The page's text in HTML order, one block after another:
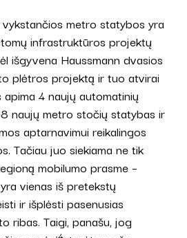
metro statybos yra
infrastruktūros projektų
išgyvena Haussmann dvasios
plėtros projektą ir tuo atvirai
4 naujų automatinių
naujų metro stočių statybas ir
aptarnavimui reikalingos
Tačiau juo siekiama ne tik
mobilumo prasme –
vienas iš pretekstų
ir išplėsti pasenusias
ribas. Taigi, panašu, jog
4